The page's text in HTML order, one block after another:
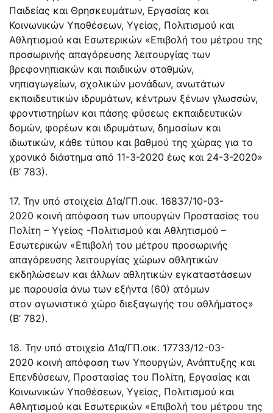
Παιδείας και Θρησκευμάτων, Εργασίας και
Κοινωνικών Υποθέσεων, Υγείας, Πολιτισμού και
Αθλητισμού και Εσωτερικών «Επιβολή του μέτρου της
προσωρινής απαγόρευσης λειτουργίας των
βρεφονηπιακών και παιδικών σταθμών,
νηπιαγωγείων, σχολικών μονάδων, ανωτάτων
εκπαιδευτικών ιδρυμάτων, κέντρων ξένων γλωσσών,
φροντιστηρίων και πάσης φύσεως εκπαιδευτικών
δομών, φορέων και ιδρυμάτων, δημοσίων και
ιδιωτικών, κάθε τύπου και βαθμού της χώρας για το
χρονικό διάστημα από 11-3-2020 έως και 24-3-2020»
(Β’ 783).
17. Την υπό στοιχεία Δ1α/ΓΠ.οικ. 16837/10-03-
2020 κοινή απόφαση των υπουργών Προστασίας του
Πολίτη – Υγείας -Πολιτισμού και Αθλητισμού –
Εσωτερικών «Επιβολή του μέτρου προσωρινής
απαγόρευσης λειτουργίας χώρων αθλητικών
εκδηλώσεων και άλλων αθλητικών εγκαταστάσεων
με παρουσία άνω των εξήντα (60) ατόμων
στον αγωνιστικό χώρο διεξαγωγής του αθλήματος»
(Β’ 782).
18. Την υπό στοιχεία Δ1α/ΓΠ.οικ. 17733/12-03-
2020 κοινή απόφαση των Υπουργών, Ανάπτυξης και
Επενδύσεων, Προστασίας του Πολίτη, Εργασίας και
Κοινωνικών Υποθέσεων, Υγείας, Πολιτισμού και
Αθλητισμού και Εσωτερικών «Επιβολή του μέτρου της